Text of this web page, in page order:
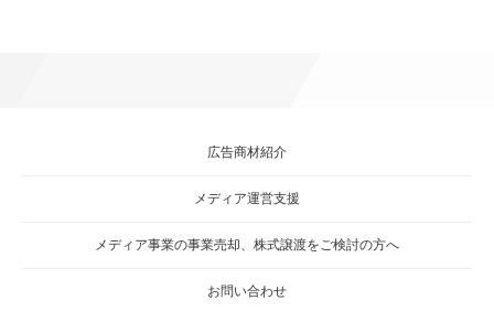
広告商材紹介
メディア運営支援
メディア事業の事業売却、株式譲渡をご検討の方へ
お問い合わせ